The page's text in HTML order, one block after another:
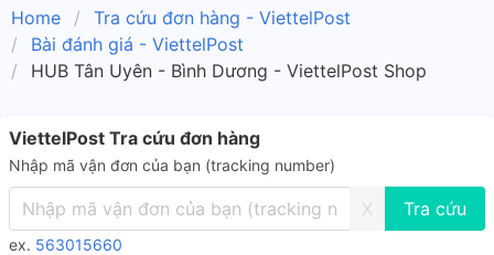
Home
Tra cứu đơn hàng - ViettelPost
Bài đánh giá - ViettelPost
HUB Tân Uyên - Bình Dương - ViettelPost Shop
ViettelPost Tra cứu đơn hàng
Nhập mã vận đơn của bạn (tracking number)
X
ex. 563015660